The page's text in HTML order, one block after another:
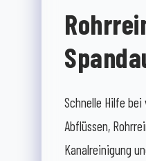
Schnelle Hilfe
Abflüssen,
Kanalreinigung